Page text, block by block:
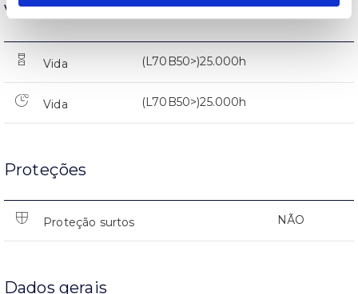
Vida
Vida (L70B50>)25.000h
Vida (L70B50>)25.000h
Proteções
Proteção surtos NÃO
Dados gerais